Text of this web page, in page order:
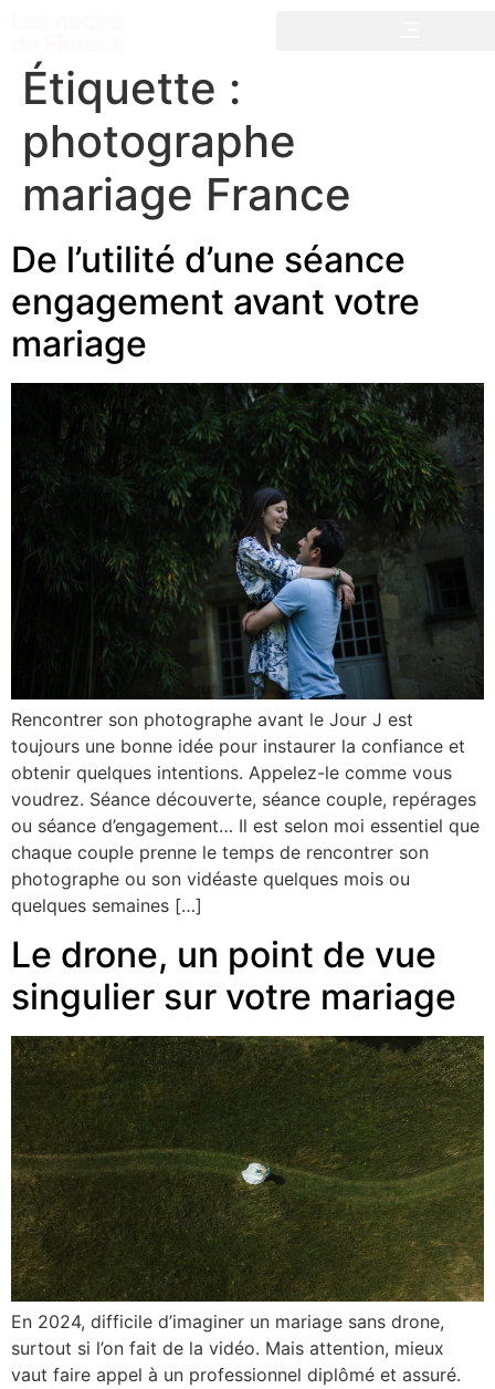
Étiquette :
photographe
mariage France
De l’utilité d’une séance
engagement avant votre
mariage
Rencontrer son photographe avant le Jour J est
toujours une bonne idée pour instaurer la confiance et
obtenir quelques intentions. Appelez-le comme vous
voudrez. Séance découverte, séance couple, repérages
ou séance d’engagement… Il est selon moi essentiel que
chaque couple prenne le temps de rencontrer son
photographe ou son vidéaste quelques mois ou
quelques semaines […]
Le drone, un point de vue
singulier sur votre mariage
En 2024, difficile d’imaginer un mariage sans drone,
surtout si l’on fait de la vidéo. Mais attention, mieux
vaut faire appel à un professionnel diplômé et assuré.